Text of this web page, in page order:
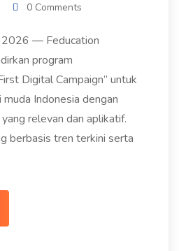
0 Comments
2026 — Feducation
program
Digital Campaign” untuk
Indonesia dengan
relevan dan aplikatif.
berbasis tren terkini serta